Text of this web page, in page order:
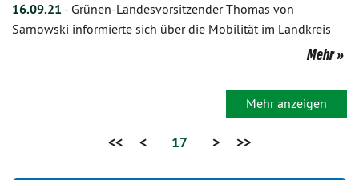
16.09.21 - Grünen-Landesvorsitzender Thomas von
Sarnowski informierte sich über die Mobilität im Landkreis
Mehr
Mehr anzeigen
<< < 17 > >>